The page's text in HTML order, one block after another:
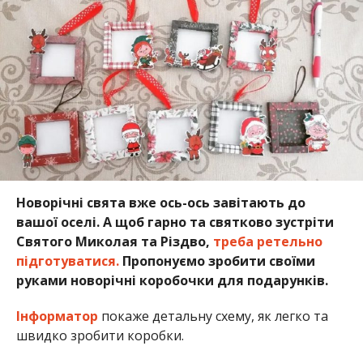
Новорічні свята вже ось-ось завітають до
вашої оселі. А щоб гарно та святково зустріти
Святого Миколая та Різдво, треба ретельно
підготуватися.Пропонуємо зробити своїми
руками новорічні коробочки для подарунків.
Інформатор покаже детальну схему, як легко та
швидко зробити коробки.